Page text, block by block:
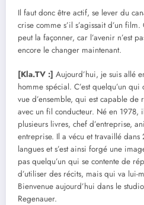
Il faut donc être actif, se lever du
crise comme s’il s’agissait d’un film.
peut la façonner, car l’avenir n’est
encore le changer maintenant.
[Kla.TV :] Aujourd’hui, je suis allé
homme spécial. C’est quelqu’un
vue d’ensemble, qui est capable de
avec un fil conducteur. Né en 1978,
plusieurs livres, chef d’entreprise,
entreprise. Il a vécu et travaillé
langues et s’est ainsi forgé une
pas quelqu’un qui se contente de
d’utiliser des récits, mais qui va lui-
Bienvenue aujourd’hui dans le
Regenauer.